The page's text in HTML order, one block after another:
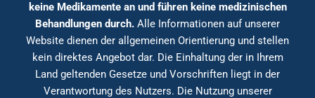
keine Medikamente an und führen keine medizinischen
Behandlungen durch. Alle Informationen auf unserer
Website dienen der allgemeinen Orientierung und stellen
kein direktes Angebot dar. Die Einhaltung der in Ihrem
Land geltenden Gesetze und Vorschriften liegt in der
Verantwortung des Nutzers. Die Nutzung unserer